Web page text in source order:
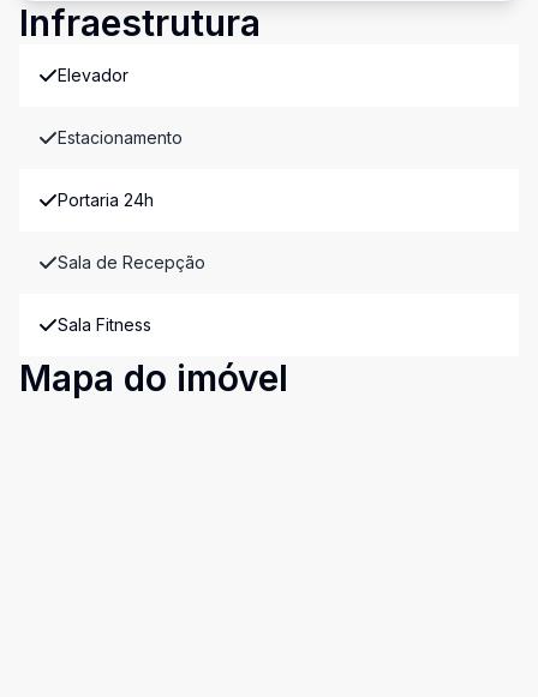
Infraestrutura
Elevador
Estacionamento
Portaria 24h
Sala de Recepção
Sala Fitness
Mapa do imóvel